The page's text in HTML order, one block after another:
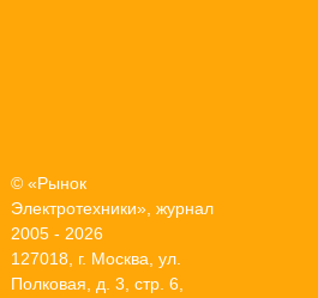
© «Рынок
Электротехники», журнал
2005 - 2026
127018, г. Москва, ул.
Полковая, д. 3, стр. 6,